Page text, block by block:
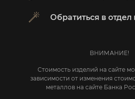
Обратиться в отдел
ВНИМАНИЕ!
Стоимость изделий на сайте
зависимости от изменения
металлов на сайте Банка